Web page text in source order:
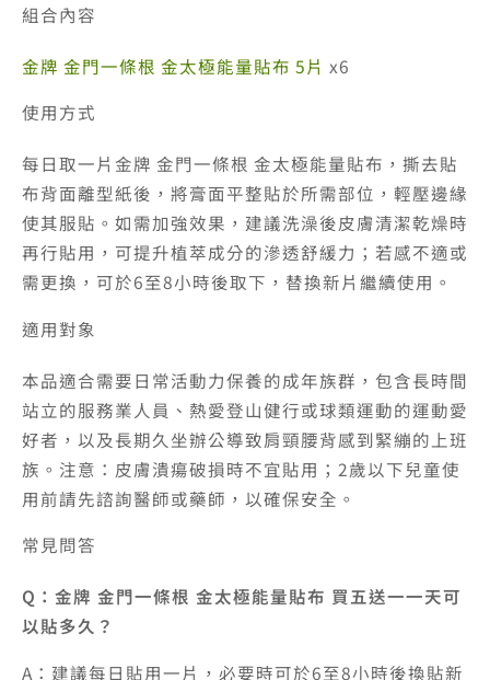
組合內容
金牌 金門一條根 金太極能量貼布 5片 x6
使用方式
每日取一片金牌 金門一條根 金太極能量貼布，撕去貼
布背面離型紙後，將膏面平整貼於所需部位，輕壓邊緣
使其服貼。如需加強效果，建議洗澡後皮膚清潔乾燥時
再行貼用，可提升植萃成分的滲透舒緩力；若感不適或
需更換，可於6至8小時後取下，替換新片繼續使用。
適用對象
本品適合需要日常活動力保養的成年族群，包含長時間
站立的服務業人員、熱愛登山健行或球類運動的運動愛
好者，以及長期久坐辦公導致肩頸腰背感到緊繃的上班
族。注意：皮膚潰瘍破損時不宜貼用；2歲以下兒童使
用前請先諮詢醫師或藥師，以確保安全。
常見問答
Q：金牌 金門一條根 金太極能量貼布 買五送一一天可
以貼多久？
A：建議每日貼用一片，必要時可於6至8小時後換貼新